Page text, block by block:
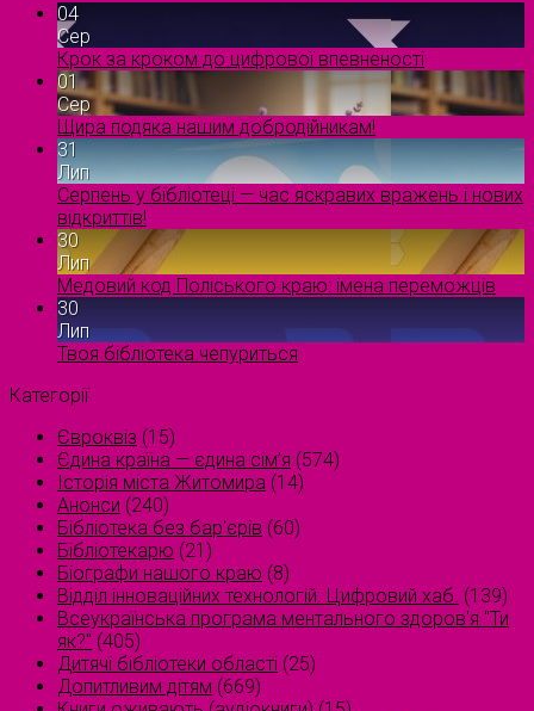
04
Сер
Крок за кроком до цифрової впевненості
01
Сер
Щира подяка нашим добродійникам!
31
Лип
Серпень у бібліотеці — час яскравих вражень і нових
відкриттів!
30
Лип
Медовий код Поліського краю: імена переможців
30
Лип
Твоя бібліотека чепуриться
Категорії
Євроквіз (15)
Єдина країна — єдина сім’я (574)
Історія міста Житомира (14)
Анонси (240)
Бібліотека без бар'єрів (60)
Бібліотекарю (21)
Біографи нашого краю (8)
Відділ інноваційних технологій. Цифровий хаб. (139)
Всеукраїнська програма ментального здоров'я "Ти
як?" (405)
Дитячі бібліотеки області (25)
Допитливим дітям (669)